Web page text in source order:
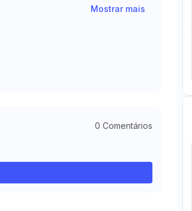
Mostrar mais
0 Comentários